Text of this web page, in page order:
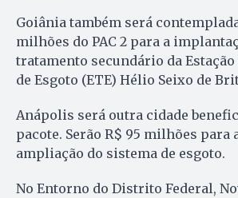
Goiânia também será
milhões do PAC 2 para a
tratamento secundário da
de Esgoto (ETE) Hélio Seixo de
Anápolis será outra cidade
pacote. Serão R$ 95 milhões para
ampliação do sistema de esgoto.
No Entorno do Distrito Federal,